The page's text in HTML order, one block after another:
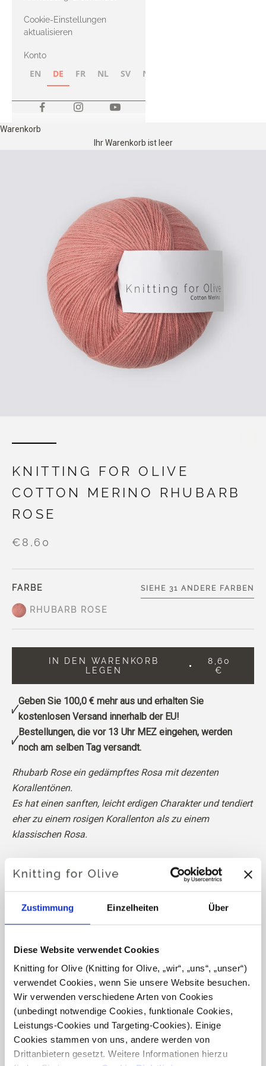
Zustimmung Einzelheiten Über
Diese Website verwendet Cookies
Knitting for Olive (Knitting for Olive, „wir“, „uns“, „unser“)
verwendet Cookies, wenn Sie unsere Website besuchen.
Wir verwenden verschiedene Arten von Cookies
(unbedingt notwendige Cookies, funktionale Cookies,
Leistungs-Cookies und Targeting-Cookies). Einige
Cookies stammen von uns, andere werden von
Drittanbietern gesetzt. Weitere Informationen hierzu
Cookie-Einstellungen
aktualisieren
Konto
EN DE FR NL SV NB
Warenkorb
Ihr Warenkorb ist leer
KNITTING FOR OLIVE
COTTON MERINO RHUBARB
ROSE
€8,60
FARBE
RHUBARB ROSE
SIEHE 31 ANDERE FARBEN
IN DEN WARENKORB
LEGEN
8,60
€
Geben Sie 100,0 €mehr aus und erhalten Sie
kostenlosen Versand innerhalb der EU!
Bestellungen, die vor 13 Uhr MEZ eingehen, werden
noch am selben Tag versandt.
Rhubarb Rose ein gedämpftes Rosa mit dezenten
Korallentönen.
Es hat einen sanften, leicht erdigen Charakter und tendiert
eher zu einem rosigen Korallenton als zu einem
klassischen Rosa.
Farbsaison: Sanfter Herbst
Knitting for Olive Cotton Merino eine weiche und leichte
zertifizierte Merinowolle. Die Wolle fügt der Baumwolle
Sprungkraft und Elastizität hinzu und macht unser Cotton
bestehenden Garn, das das ganze Jahr über verwendet
werden kann und sich perfekt für alltägliche
Kleidungsstücke eignet.